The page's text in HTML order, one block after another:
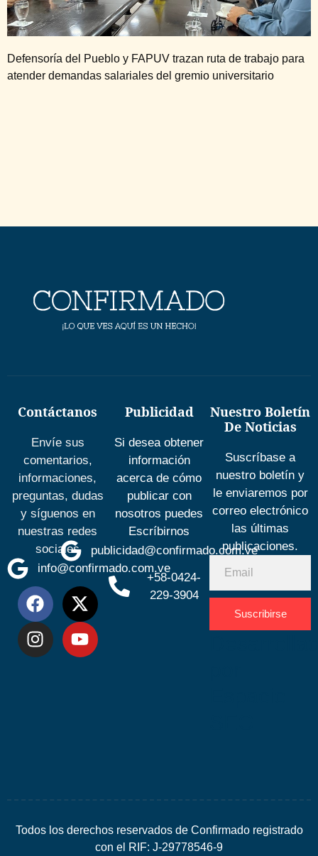
Defensoría del Pueblo y FAPUV trazan ruta de trabajo para
atender demandas salariales del gremio universitario
Contáctanos
Envíe sus
comentarios,
informaciones,
preguntas, dudas
y síguenos en
nuestras redes
sociales
info@confirmado.com.ve
Publicidad
Si desea obtener
información
acerca de cómo
publicar con
nosotros puedes
Escríbirnos
publicidad@confirmado.com.ve
+58-0424-
229-3904
Nuestro Boletín
De Noticias
Suscríbase a
nuestro boletín y
le enviaremos por
correo electrónico
las últimas
publicaciones.
Suscribirse
Todos los derechos reservados de Confirmado registrado
con el RIF: J-29778546-9